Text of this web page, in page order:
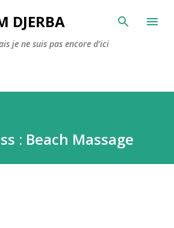
au contenu principal
DJERBA
je ne suis pas encore d’ici
: Beach Massage